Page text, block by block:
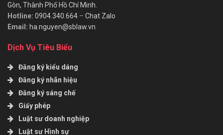
Gòn, Thành Phố Hồ Chí Minh.
Hotline: 0904.340.664 – Chat Zalo
Email: ha.nguyen@sblaw.vn
Dịch Vụ Tiêu Biểu
Đăng ký kiểu dáng
Đăng ký nhãn hiệu
Đăng ký sáng chế
Giấy phép
Luật sư doanh nghiệp
Luật sư Hình sự